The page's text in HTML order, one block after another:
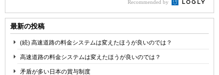
Recommended by
最新の投稿
(続) 高速道路の料金システムは変えたほうが良いのでは？
高速道路の料金システムは変えたほうが良いのでは？
矛盾が多い日本の賞与制度